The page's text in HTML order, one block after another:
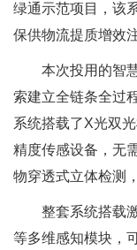
绿通示范项目，该
保供物流提质增效
本次投用的智
索建立全链条全过
系统搭载了X光双
精度传感设备，无
物穿透式立体检测
整套系统搭载
等多维感知模块，